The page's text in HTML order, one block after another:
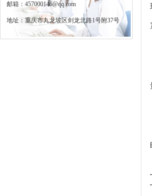
邮箱：457000146@qq.com
地址：重庆市九龙坡区剑龙北路1号附37号